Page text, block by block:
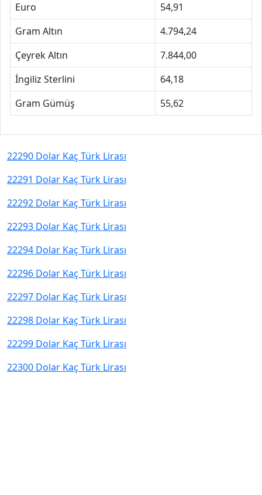
Euro
54,91
Gram Altın
4.794,24
Çeyrek Altın
7.844,00
İngiliz Sterlini
64,18
Gram Gümüş
55,62
22290 Dolar Kaç Türk Lirası
22291 Dolar Kaç Türk Lirası
22292 Dolar Kaç Türk Lirası
22293 Dolar Kaç Türk Lirası
22294 Dolar Kaç Türk Lirası
22296 Dolar Kaç Türk Lirası
22297 Dolar Kaç Türk Lirası
22298 Dolar Kaç Türk Lirası
22299 Dolar Kaç Türk Lirası
22300 Dolar Kaç Türk Lirası